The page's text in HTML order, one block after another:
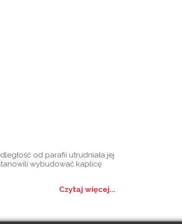
od parafii utrudniała jej
wybudować kaplicę
Czytaj więcej...